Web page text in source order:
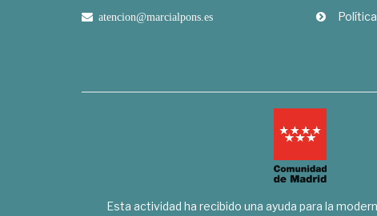
atencion@marcialpons.es
Esta actividad ha recibido una ayuda para la